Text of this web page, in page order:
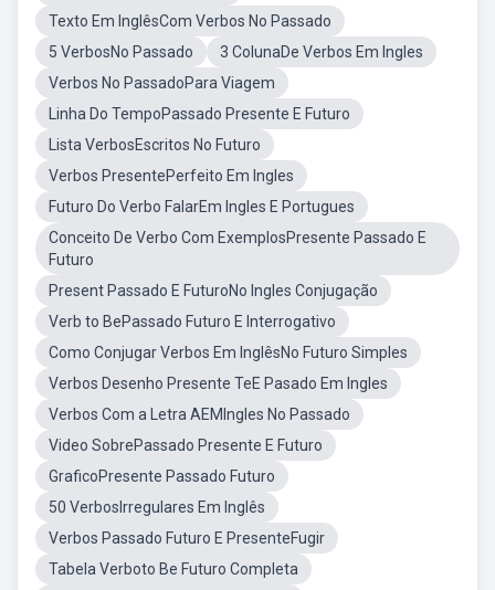
Texto Em InglêsCom Verbos No Passado
5 VerbosNo Passado
3 ColunaDe Verbos Em Ingles
Verbos No PassadoPara Viagem
Linha Do TempoPassado Presente E Futuro
Lista VerbosEscritos No Futuro
Verbos PresentePerfeito Em Ingles
Futuro Do Verbo FalarEm Ingles E Portugues
Conceito De Verbo Com ExemplosPresente Passado E
Futuro
Present Passado E FuturoNo Ingles Conjugação
Verb to BePassado Futuro E Interrogativo
Como Conjugar Verbos Em InglêsNo Futuro Simples
Verbos Desenho Presente TeE Pasado Em Ingles
Verbos Com a Letra AEMIngles No Passado
Video SobrePassado Presente E Futuro
GraficoPresente Passado Futuro
50 VerbosIrregulares Em Inglês
Verbos Passado Futuro E PresenteFugir
Tabela Verboto Be Futuro Completa